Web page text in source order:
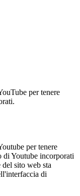
per tenere
per tenere
di Youtube incorporati
sito web sta
di